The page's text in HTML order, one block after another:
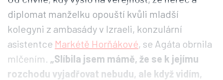
diplomat manželku opouští kvůli mladší
kolegyni z ambasády v Izraeli, konzulární
asistentce Markétě Horňákové, se Agáta obrnila
mlčením. „Slíbila jsem mámě, že se k jejímu
rozchodu vyjadřovat nebudu, ale když vidím,